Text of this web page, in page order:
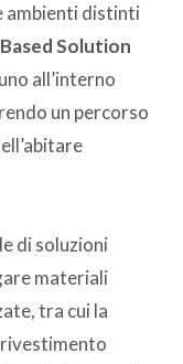
ambienti distinti
Solution
all’interno
un percorso
di soluzioni
materiali
tra cui la
rivestimento